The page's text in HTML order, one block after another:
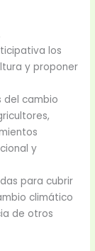
los
y proponer
del cambio
y
para cubrir
climático
de otros